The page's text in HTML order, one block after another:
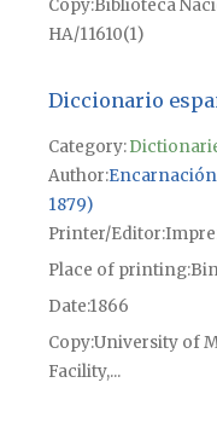
CopyBiblioteca
HA/11610(1)
Diccionario
Category:
Author Encarnación,
1879)
Printer/Editor
Place of printing
Date1866
CopyUniversity of
Facility,...